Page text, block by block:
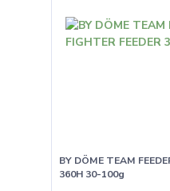
BY DÖME TEAM
360H 30-100g